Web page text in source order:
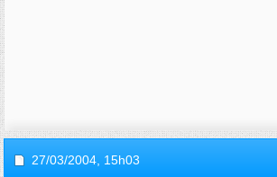
27/03/2004, 15h03